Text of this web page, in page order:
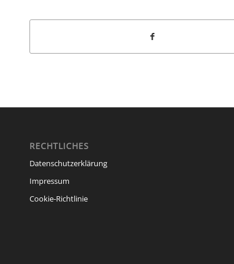
RECHTLICHES
Datenschutzerklärung
Impressum
Cookie-Richtlinie